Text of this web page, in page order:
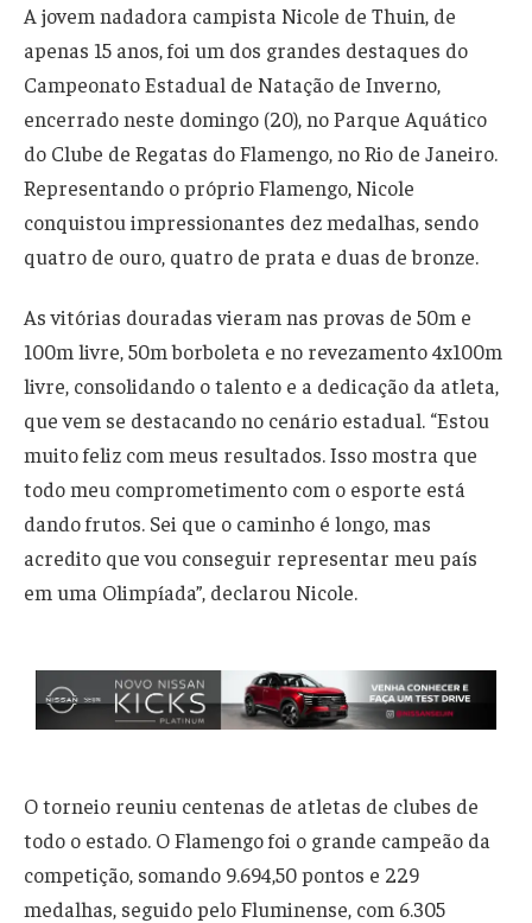
A jovem nadadora campista Nicole de Thuin, de
apenas 15 anos, foi um dos grandes destaques do
Campeonato Estadual de Natação de Inverno,
encerrado neste domingo (20), no Parque Aquático
do Clube de Regatas do Flamengo, no Rio de Janeiro.
Representando o próprio Flamengo, Nicole
conquistou impressionantes dez medalhas, sendo
quatro de ouro, quatro de prata e duas de bronze.
As vitórias douradas vieram nas provas de 50m e
100m livre, 50m borboleta e no revezamento 4x100m
livre, consolidando o talento e a dedicação da atleta,
que vem se destacando no cenário estadual. “Estou
muito feliz com meus resultados. Isso mostra que
todo meu comprometimento com o esporte está
dando frutos. Sei que o caminho é longo, mas
acredito que vou conseguir representar meu país
em uma Olimpíada”, declarou Nicole.
O torneio reuniu centenas de atletas de clubes de
todo o estado. O Flamengo foi o grande campeão da
competição, somando 9.694,50 pontos e 229
medalhas, seguido pelo Fluminense, com 6.305